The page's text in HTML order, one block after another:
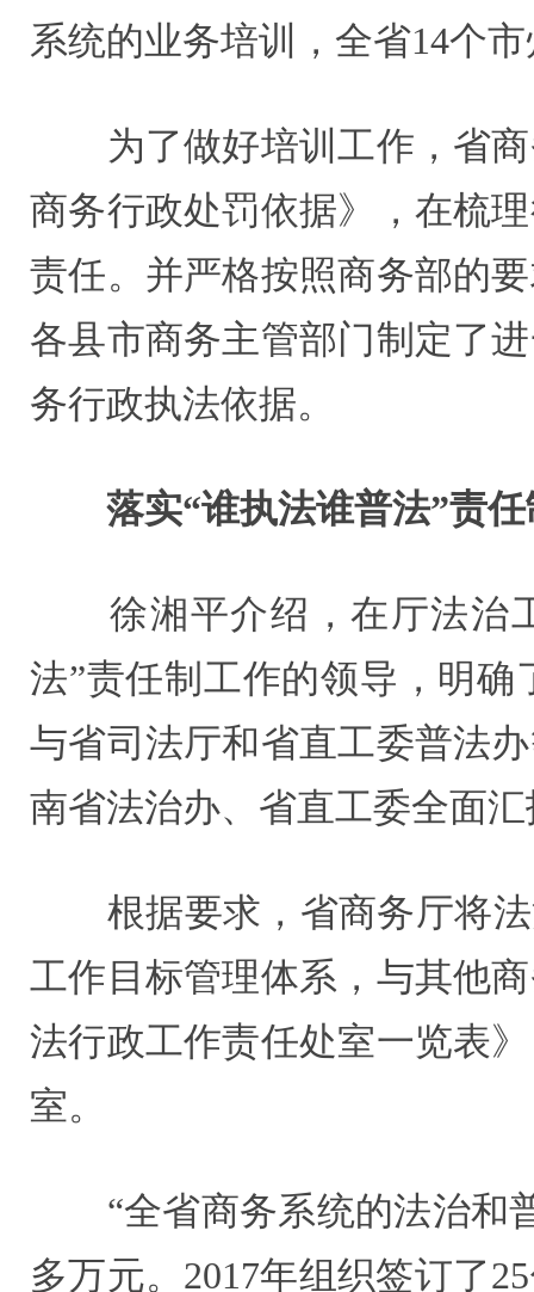
系统的业务培训，全省14个
为了做好培训工作，省商
商务行政处罚依据》，在梳
责任。并严格按照商务部的
各县市商务主管部门制定了
务行政执法依据。
落实“谁执法谁普法”责任
徐湘平介绍，在厅法治工
法”责任制工作的领导，明
与省司法厅和省直工委普法
南省法治办、省直工委全面
根据要求，省商务厅将法
工作目标管理体系，与其他
法行政工作责任处室一览表
室。
“全省商务系统的法治和普
多万元。2017年组织签订了